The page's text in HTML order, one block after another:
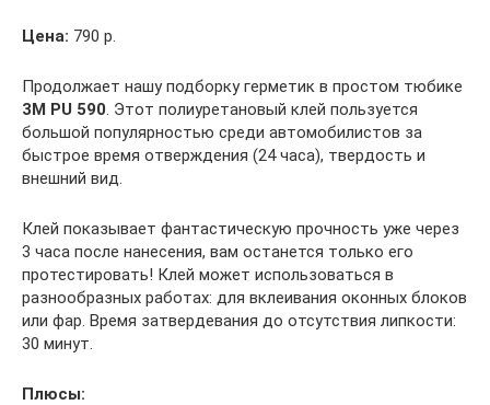
Цена: 790 р.
Продолжает нашу подборку герметик в простом тюбике
3M PU 590 . Этот полиуретановый клей пользуется
большой популярностью среди автомобилистов за
быстрое время отверждения (24 часа), твердость и
внешний вид.
Клей показывает фантастическую прочность уже через
3 часа после нанесения, вам останется только его
протестировать! Клей может использоваться в
разнообразных работах: для вклеивания оконных блоков
или фар. Время затвердевания до отсутствия липкости:
30 минут.
Плюсы: